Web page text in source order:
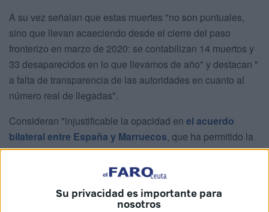
Su privacidad es importante para
nosotros
A su vez señalan que estas muertes "no son puntuales,
sino que llevan acaeciendo desde el cierre del paso
fronterizo en marzo de 2020: se contabilizan 14 muertos y
33 desaparecidos en lo que llevamos de año" y destacan "
a falta de transparencia de las autoridades en cuanto al
número real de llegadas".
Consideran "injustificable la opacidad en el acuerdo
bilateral entre España y Marruecos, que ha permitido la
devolución de estos magrebíes estos últimos días, todo
esto efectuándose en un periodo insuficiente para
asegurar un tratamiento individualizado con las garantías
legales pertinentes".